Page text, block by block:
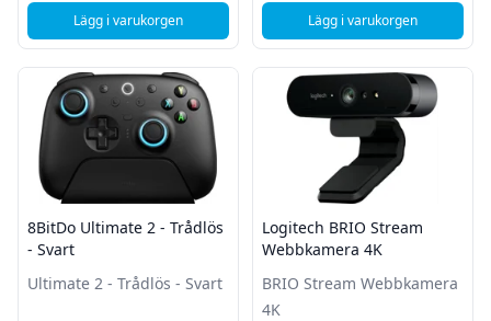
Lägg i varukorgen, Lindy USB 3.2 Gen 2 Hub - 4 portarLägg i varukorgen, Aten USB 3.0 hubb
8BitDo Ultimate 2 - Trådlös
- Svart
Ultimate 2 - Trådlös - Svart
Logitech BRIO Stream
Webbkamera 4K
BRIO Stream Webbkamera
4K